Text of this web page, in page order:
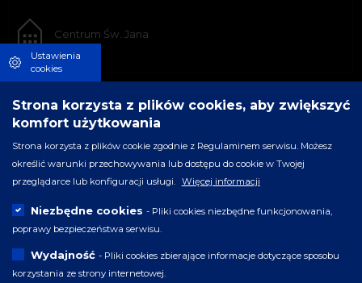
Centrum Św. Jana
Ustawienia
cookies
Strona korzysta z plików cookies, aby zwiększyć
komfort użytkowania
Strona korzysta z plików cookie zgodnie z Regulaminem serwisu. Możesz
określić warunki przechowywania lub dostępu do cookie w Twojej
przeglądarce lub konfiguracji usługi.
Więcej informacji
Niezbędne cookies - Pliki cookies niezbędne funkcjonowania,
poprawy bezpieczeństwa serwisu.
Wydajność - Pliki cookies zbierające informacje dotyczące sposobu
korzystania ze strony internetowej.